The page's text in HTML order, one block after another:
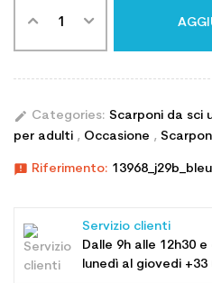
edit Categories: Scarponi da sci
per adulti , Occasione ,
announcement Riferimento: 13968_j29b_bleu
Servizio clienti
Dalle 9h alle 12h30
lunedì al giovedi +33